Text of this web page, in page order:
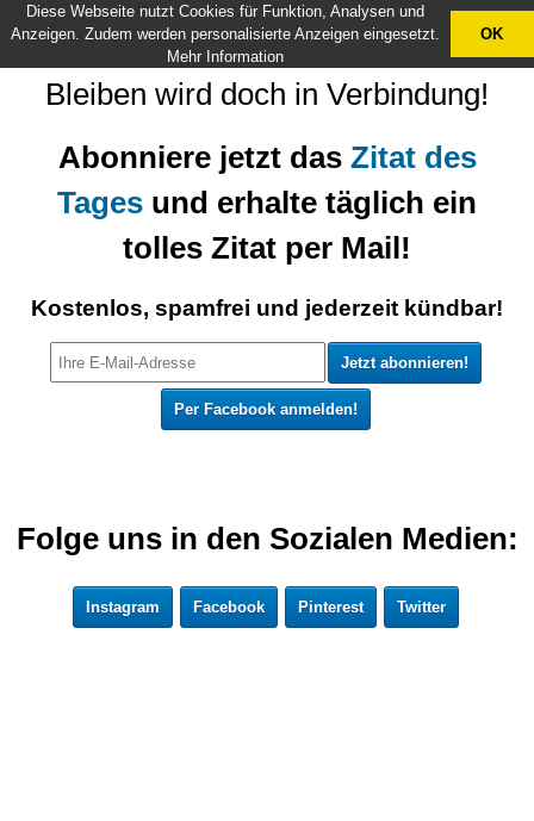
Bleiben wird doch in Verbindung!
Abonniere jetzt das Zitat des
Tages und erhalte täglich ein
tolles Zitat per Mail!
Kostenlos, spamfrei und jederzeit kündbar!
Per Facebook anmelden!
Folge uns in den Sozialen Medien:
Instagram Facebook Pinterest Twitter
X
Diese Webseite nutzt Cookies für Funktion, Analysen und
Anzeigen. Zudem werden personalisierte Anzeigen eingesetzt.
Mehr Information
OK